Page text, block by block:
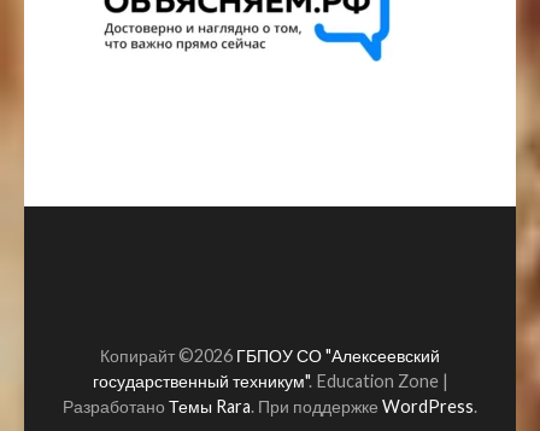
Копирайт ©2026 ГБПОУ СО "Алексеевский
государственный техникум". Education Zone |
Разработано Темы Rara. При поддержке WordPress.